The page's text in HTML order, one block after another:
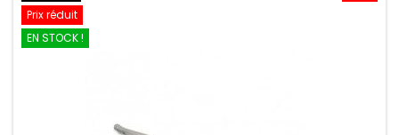
Prix réduit
EN STOCK !